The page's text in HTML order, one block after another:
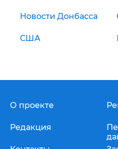
Новости Донбасса
США
О проекте
Редакция